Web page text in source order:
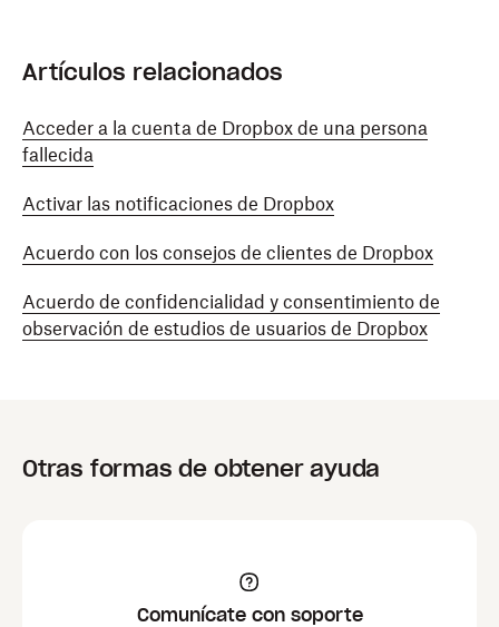
Artículos relacionados
Acceder a la cuenta de Dropbox de una persona
fallecida
Activar las notificaciones de Dropbox
Acuerdo con los consejos de clientes de Dropbox
Acuerdo de confidencialidad y consentimiento de
observación de estudios de usuarios de Dropbox
Otras formas de obtener ayuda
Comunícate con soporte